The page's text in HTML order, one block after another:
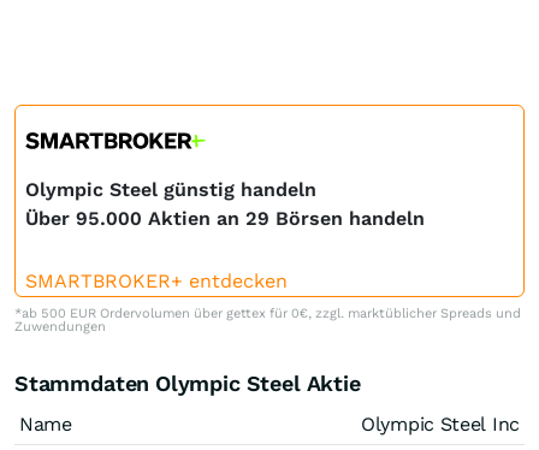
Olympic Steel günstig handeln
Über 95.000 Aktien an 29 Börsen handeln
SMARTBROKER+ entdecken
*ab 500 EUR Ordervolumen über gettex für 0€, zzgl. marktüblicher Spreads und
Zuwendungen
Stammdaten Olympic Steel Aktie
Name
Olympic Steel Inc